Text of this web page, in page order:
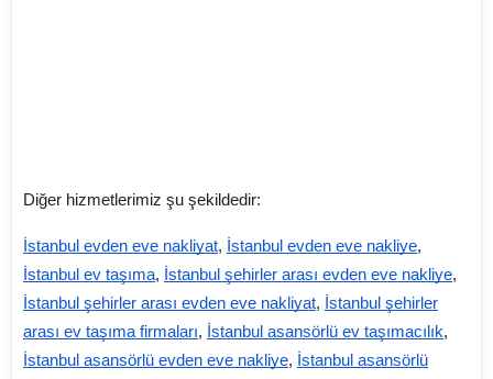
Diğer hizmetlerimiz şu şekildedir:
İstanbul evden eve nakliyat, İstanbul evden eve nakliye,
İstanbul ev taşıma, İstanbul şehirler arası evden eve nakliye,
İstanbul şehirler arası evden eve nakliyat, İstanbul şehirler
arası ev taşıma firmaları, İstanbul asansörlü ev taşımacılık,
İstanbul asansörlü evden eve nakliye, İstanbul asansörlü